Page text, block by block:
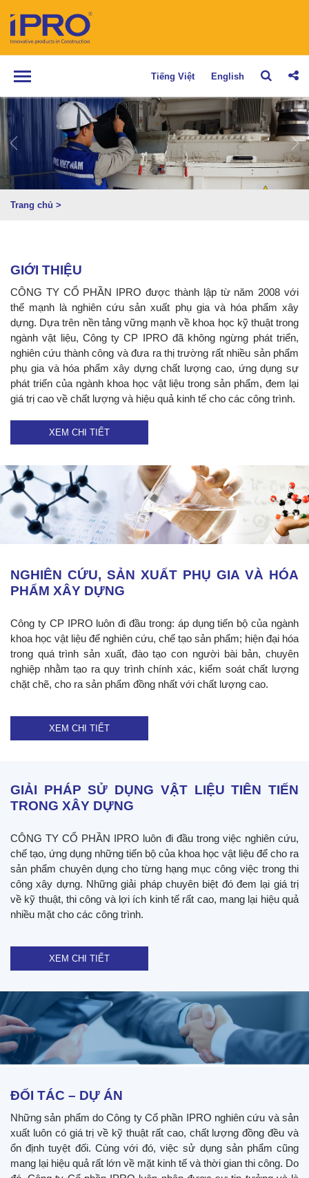
Tiếng Việt English
Trang chủ >
GIỚI THIỆU
CÔNG TY CỔ PHẦN IPRO được thành lập từ năm 2008 với
thế mạnh là nghiên cứu sản xuất phụ gia và hóa phẩm xây
dựng. Dựa trên nền tảng vững mạnh về khoa học kỹ thuật trong
ngành vật liệu, Công ty CP IPRO đã không ngừng phát triển,
nghiên cứu thành công và đưa ra thị trường rất nhiều sản phẩm
phụ gia và hóa phẩm xây dựng chất lượng cao, ứng dụng sự
phát triển của ngành khoa học vật liệu trong sản phẩm, đem lại
giá trị cao về chất lượng và hiệu quả kinh tế cho các công trình.
XEM CHI TIẾT
NGHIÊN CỨU, SẢN XUẤT PHỤ GIA VÀ HÓA
PHẨM XÂY DỰNG
Công ty CP IPRO luôn đi đầu trong: áp dụng tiến bộ của ngành
khoa học vật liệu để nghiên cứu, chế tạo sản phẩm; hiện đại hóa
trong quá trình sản xuất, đào tạo con người bài bản, chuyên
nghiệp nhằm tạo ra quy trình chính xác, kiểm soát chất lượng
chặt chẽ, cho ra sản phẩm đồng nhất với chất lượng cao.
XEM CHI TIẾT
GIẢI PHÁP SỬ DỤNG VẬT LIỆU TIÊN TIẾN
TRONG XÂY DỰNG
CÔNG TY CỔ PHẦN IPRO luôn đi đầu trong việc nghiên cứu,
chế tạo, ứng dụng những tiến bộ của khoa học vật liệu để cho ra
sản phẩm chuyên dụng cho từng hạng mục công việc trong thi
công xây dựng. Những giải pháp chuyên biệt đó đem lại giá trị
về kỹ thuật, thi công và lợi ích kinh tế rất cao, mang lại hiệu quả
nhiều mặt cho các công trình.
XEM CHI TIẾT
ĐỐI TÁC – DỰ ÁN
Những sản phẩm do Công ty Cổ phần IPRO nghiên cứu và sản
xuất luôn có giá trị về kỹ thuật rất cao, chất lượng đồng đều và
ổn định tuyệt đối. Cùng với đó, việc sử dụng sản phẩm cũng
mang lại hiệu quả rất lớn về mặt kinh tế và thời gian thi công. Do